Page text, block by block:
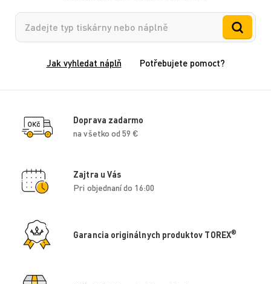
Vyhledávání
Jak vyhledat náplň Potřebujete pomoct?
Doprava zadarmo
na všetko od 59 €
Zajtra u Vás
Pri objednaní do 16:00
Garancia originálnych produktov TOREX®